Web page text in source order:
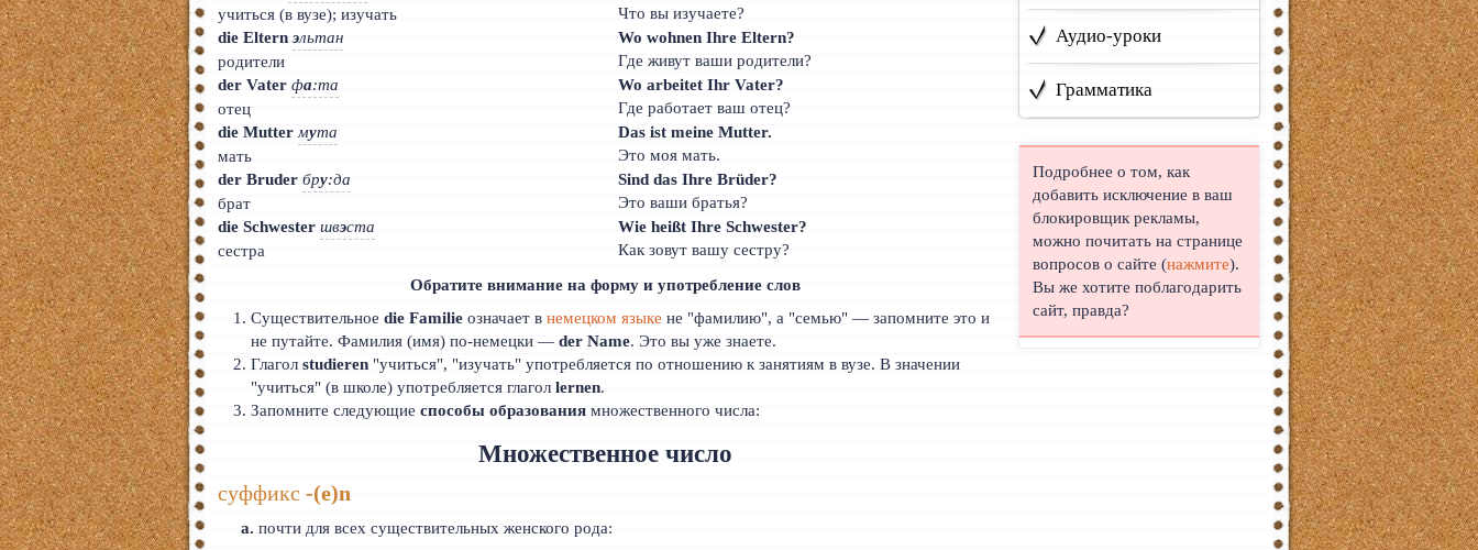
учиться (в вузе); изучать
Что вы изучаете?
die Eltern эльтан
родители
Wo wohnen Ihre Eltern?
Где живут ваши родители?
der Vater фа:та
отец
Wo arbeitet Ihr Vater?
Где работает ваш отец?
die Mutter мута
мать
Das ist meine Mutter.
Это моя мать.
der Bruder бру:да
брат
Sind das Ihre Brüder?
Это ваши братья?
die Schwester швэста
сестра
Wie heißt Ihre Schwester?
Как зовут вашу сестру?
Обратите внимание на форму и употребление слов
Существительноеdie Familieозначает внемецком языке не "фамилию", а "семью" — запомните это и
не путайте. Фамилия (имя) по-немецки —der Name. Это вы уже знаете.
Глаголstudieren "учиться", "изучать" употребляется по отношению к занятиям в вузе. В значении
"учиться" (в школе) употребляется глаголlernen.
Запомните следующиеспособы образования множественного числа:
Множественное число
суффикс-(е)n
а. почти для всех существительных женского рода:
Аудио-уроки
Грамматика
Подробнее о том, как
добавить исключение в ваш
блокировщик рекламы,
можно почитать на странице
вопросов о сайте (нажмите).
Вы же хотите поблагодарить
сайт, правда?